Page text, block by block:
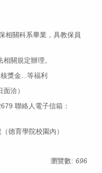
相關科系畢業，具教保員
關規定辦理。
獎金...等福利
洽）
聯絡人電子信箱：
德育學院校園內）
瀏覽數: 696